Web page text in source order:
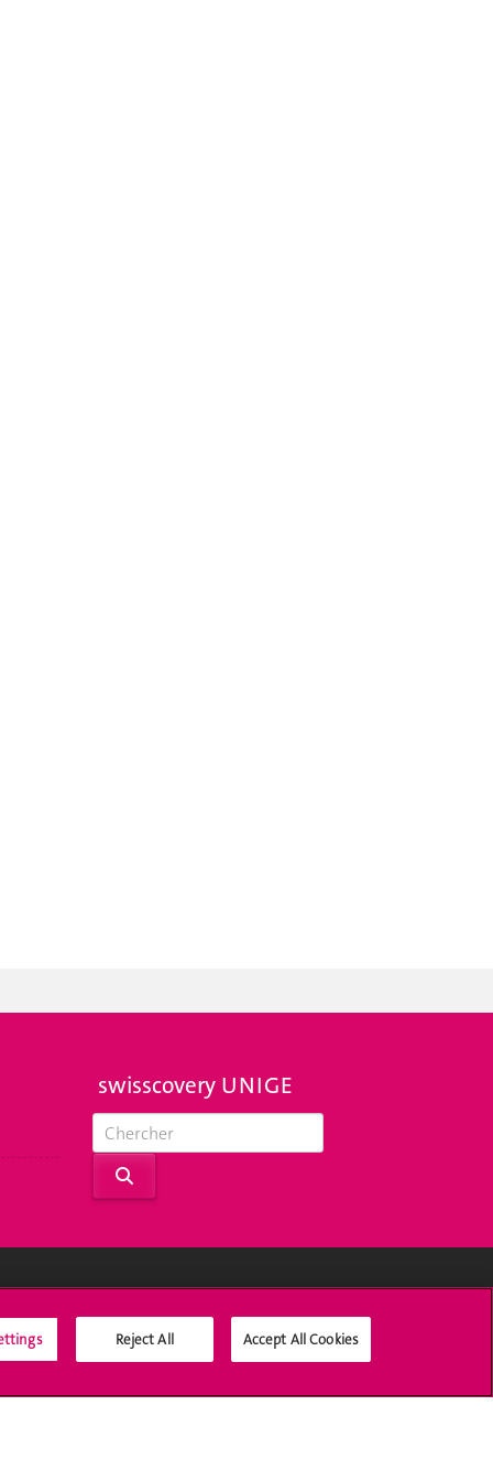
swisscovery UNIGE
Médias sociaux UNIGE
Reject All Accept All Cookies